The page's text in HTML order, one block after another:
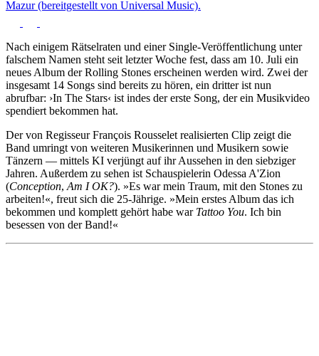
Nach einigem Rätselraten und einer Single-Veröffentlichung unter
falschem Namen steht seit letzter Woche fest, dass am 10. Juli ein
neues Album der Rolling Stones erscheinen werden wird. Zwei der
insgesamt 14 Songs sind bereits zu hören, ein dritter ist nun
abrufbar: ›In The Stars‹ ist indes der erste Song, der ein Musikvideo
spendiert bekommen hat.
Der von Regisseur François Rousselet realisierten Clip zeigt die
Band umringt von weiteren Musikerinnen und Musikern sowie
Tänzern — mittels KI verjüngt auf ihr Aussehen in den siebziger
Jahren. Außerdem zu sehen ist Schauspielerin Odessa A'Zion
(Conception, Am I OK?). »Es war mein Traum, mit den Stones zu
arbeiten!«, freut sich die 25-Jährige. »Mein erstes Album das ich
bekommen und komplett gehört habe war Tattoo You. Ich bin
besessen von der Band!«